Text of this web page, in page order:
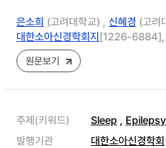
은소희 (고려대학교) , 신혜경 (고려
대한소아신경학회지[1226-6884],
원문보기
주제(키워드) Sleep , Epilepsy
발행기관
대한소아신경학회